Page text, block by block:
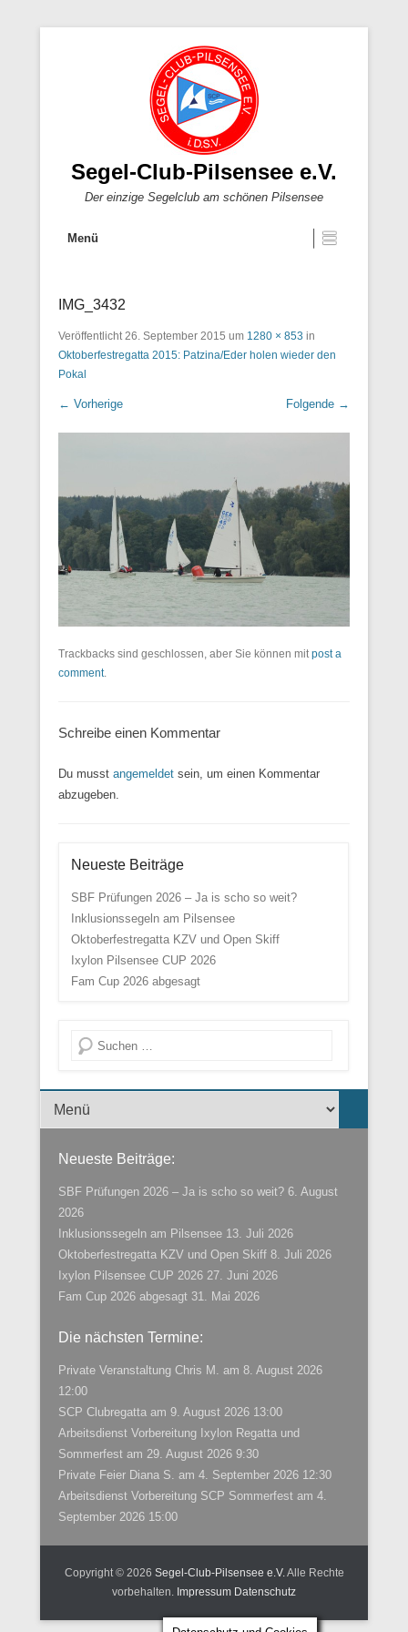
Segel-Club-Pilsensee e.V.
Der einzige Segelclub am schönen Pilsensee
Menü
IMG_3432
Veröffentlicht26. September 2015 um 1280 × 853 in
Oktoberfestregatta 2015: Patzina/Eder holen wieder den
Pokal
← Vorherige Folgende →
Trackbacks sind geschlossen, aber Sie können mitpost a
comment.
Schreibe einen Kommentar
Du musst angemeldet sein, um einen Kommentar
abzugeben.
Neueste Beiträge
SBF Prüfungen 2026 – Ja is scho so weit?
Inklusionssegeln am Pilsensee
Oktoberfestregatta KZV und Open Skiff
Ixylon Pilsensee CUP 2026
Fam Cup 2026 abgesagt
Suche
Menü der Fußzeile
Neueste Beiträge:
SBF Prüfungen 2026 – Ja is scho so weit? 6. August
2026
Inklusionssegeln am Pilsensee 13. Juli 2026
Oktoberfestregatta KZV und Open Skiff 8. Juli 2026
Ixylon Pilsensee CUP 2026 27. Juni 2026
Fam Cup 2026 abgesagt 31. Mai 2026
Die nächsten Termine:
Private Veranstaltung Chris M. am 8. August 2026
12:00
SCP Clubregatta am 9. August 2026 13:00
Arbeitsdienst Vorbereitung Ixylon Regatta und
Sommerfest am 29. August 2026 9:30
Private Feier Diana S. am 4. September 2026 12:30
Arbeitsdienst Vorbereitung SCP Sommerfest am 4.
September 2026 15:00
Copyright © 2026 Segel-Club-Pilsensee e.V.Alle Rechte
vorbehalten. Impressum Datenschutz